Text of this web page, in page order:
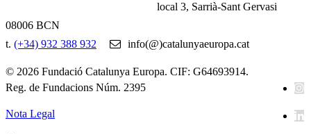
local 3, Sarrià-Sant Gervasi
08006 BCN
t. (+34) 932 388 932 info(@)catalunyaeuropa.cat
© 2026 Fundació Catalunya Europa. CIF: G64693914.
Reg. de Fundacions Núm. 2395
Nota Legal